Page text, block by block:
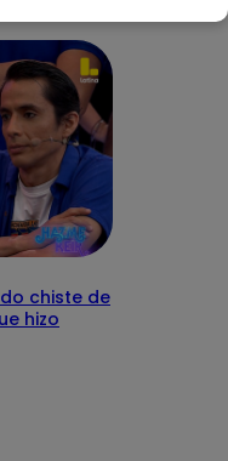
chiste de
hizo